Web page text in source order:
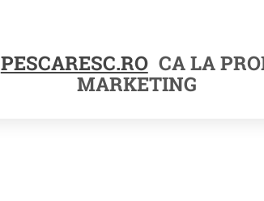
PESCARESC.RO CA LA
MARKETING